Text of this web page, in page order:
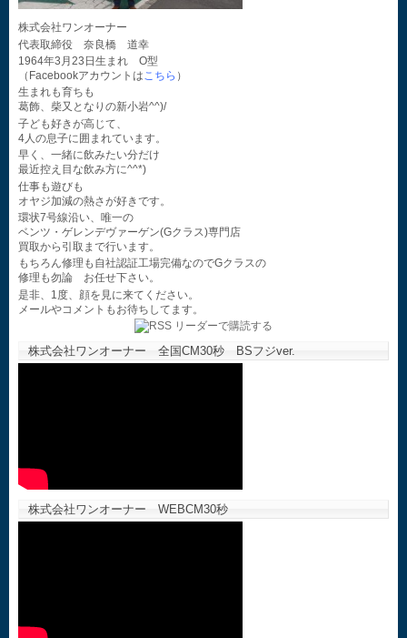
株式会社ワンオーナー
代表取締役 奈良橋 道幸
1964年3月23日生まれ O型
（Facebookアカウントはこちら ）
生まれも育ちも
葛飾、柴又となりの新小岩^^)/
子ども好きが高じて、
4人の息子に囲まれています。
早く、一緒に飲みたい分だけ
最近控え目な飲み方に^^*)
仕事も遊びも
オヤジ加減の熱さが好きです。
環状7号線沿い、唯一の
ベンツ・ゲレンデヴァーゲン(Gクラス)専門店
買取から引取まで行います。
もちろん修理も自社認証工場完備なのでGクラスの
修理も勿論 お任せ下さい。
是非、1度、顔を見に来てください。
メールやコメントもお待ちしてます。
株式会社ワンオーナー 全国CM30秒 BSフジver.
株式会社ワンオーナー WEBCM30秒